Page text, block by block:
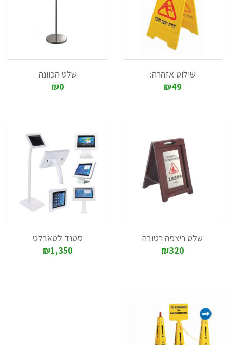
שילוט אזהרה:
₪49
שלט הכוונה
₪0
שלט ריצפה רטובה
₪320
סטנד לטאבלט
₪1,350